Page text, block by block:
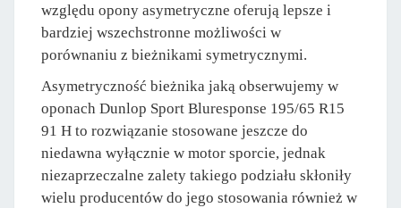
względu opony asymetryczne oferują lepsze i
bardziej wszechstronne możliwości w
porównaniu z bieżnikami symetrycznymi.
Asymetryczność bieżnika jaką obserwujemy w
oponach Dunlop Sport Bluresponse 195/65 R15
91 H to rozwiązanie stosowane jeszcze do
niedawna wyłącznie w motor sporcie, jednak
niezaprzeczalne zalety takiego podziału skłoniły
wielu producentów do jego stosowania również w